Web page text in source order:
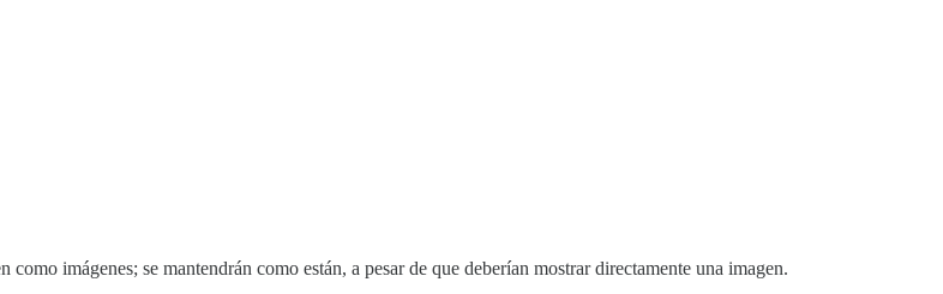
imágenes; se mantendrán como están, a pesar de que deberían mostrar directamente una imagen.